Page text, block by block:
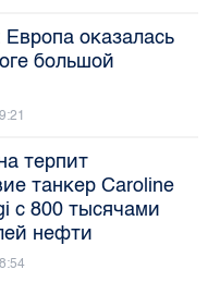
Европа оказалась
большой
терпит
танкер Caroline
с 800 тысячами
нефти